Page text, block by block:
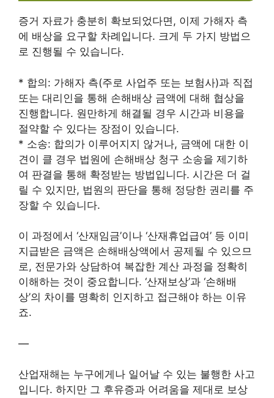
증거 자료가 충분히 확보되었다면, 이제 가해자 측
에 배상을 요구할 차례입니다. 크게 두 가지 방법으
로 진행될 수 있습니다.
* 합의: 가해자 측(주로 사업주 또는 보험사)과 직접
또는 대리인을 통해 손해배상 금액에 대해 협상을
진행합니다. 원만하게 해결될 경우 시간과 비용을
절약할 수 있다는 장점이 있습니다.
* 소송: 합의가 이루어지지 않거나, 금액에 대한 이
견이 클 경우 법원에 손해배상 청구 소송을 제기하
여 판결을 통해 확정받는 방법입니다. 시간은 더 걸
릴 수 있지만, 법원의 판단을 통해 정당한 권리를 주
장할 수 있습니다.
이 과정에서 ‘산재임금’이나 ‘산재휴업급여’ 등 이미
지급받은 금액은 손해배상액에서 공제될 수 있으므
로, 전문가와 상담하여 복잡한 계산 과정을 정확히
이해하는 것이 중요합니다. ‘산재보상’과 ‘손해배
상’의 차이를 명확히 인지하고 접근해야 하는 이유
죠.
—
산업재해는 누구에게나 일어날 수 있는 불행한 사고
입니다. 하지만 그 후유증과 어려움을 제대로 보상